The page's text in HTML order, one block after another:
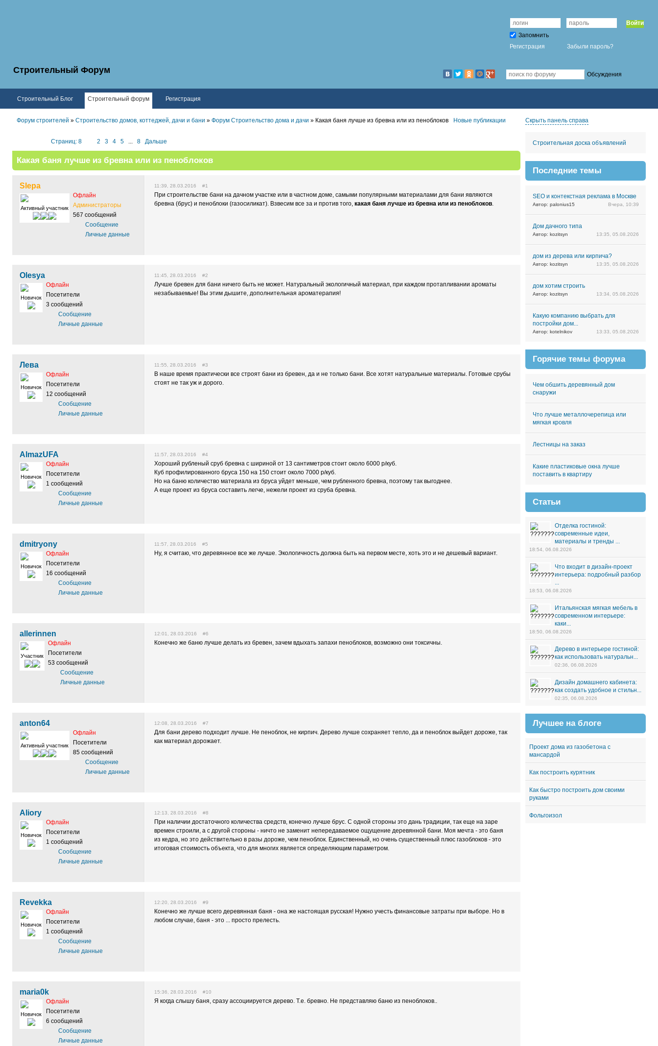
Строительный Форум
Строительный Блог Строительный форум Регистрация
Войти
Запомнить
Регистрация
Забыли пароль?
Обсуждения
Форум строителей » Строительство домов, коттеджей, дачи и бани » Форум Строительство дома и дачи » Какая баня лучше из бревна или из пеноблоков Новые публикации Скрыть панель справа
Страниц: 8 2 3 4 5 ... 8 Дальше
Какая баня лучше из бревна или из пеноблоков
Slepa
Активный участник
Офлайн
Администраторы
567 сообщений
Сообщение
Личные данные
11:39, 28.03.2016 #1
При строительстве бани на дачном участке или в частном доме, самыми популярными материалами для бани являются
бревна (брус) и пеноблоки (газосиликат). Взвесим все за и против того, какая баня лучше из бревна или из пеноблоков.
Olesya
Новичок
Офлайн
Посетители
3 сообщений
Сообщение
Личные данные
11:45, 28.03.2016 #2
Лучше бревен для бани ничего быть не может. Натуральный экологичный материал, при каждом протапливании ароматы
незабываемые! Вы этим дышите, дополнительная ароматерапия!
Лева
Новичок
Офлайн
Посетители
12 сообщений
Сообщение
Личные данные
11:55, 28.03.2016 #3
В наше время практически все строят бани из бревен, да и не только бани. Все хотят натуральные материалы. Готовые срубы
стоят не так уж и дорого.
AlmazUFA
Новичок
Офлайн
Посетители
1 сообщений
Сообщение
Личные данные
11:57, 28.03.2016 #4
Хороший рубленый сруб бревна с шириной от 13 сантиметров стоит около 6000 р/куб.
Куб профилированного бруса 150 на 150 стоит около 7000 р/куб.
Но на баню количество материала из бруса уйдет меньше, чем рубленного бревна, поэтому так выгоднее.
А еще проект из бруса составить легче, нежели проект из сруба бревна.
dmitryony
Новичок
Офлайн
Посетители
16 сообщений
Сообщение
Личные данные
11:57, 28.03.2016 #5
Ну, я считаю, что деревянное все же лучше. Экологичность должна быть на первом месте, хоть это и не дешевый вариант.
allerinnen
Участник
Офлайн
Посетители
53 сообщений
Сообщение
Личные данные
12:01, 28.03.2016 #6
Конечно же баню лучше делать из бревен, зачем вдыхать запахи пеноблоков, возможно они токсичны.
anton64
Активный участник
Офлайн
Посетители
85 сообщений
Сообщение
Личные данные
12:08, 28.03.2016 #7
Для бани дерево подходит лучше. Не пеноблок, не кирпич. Дерево лучше сохраняет тепло, да и пеноблок выйдет дороже, так
как материал дорожает.
Aliory
Новичок
Офлайн
Посетители
1 сообщений
Сообщение
Личные данные
12:13, 28.03.2016 #8
При наличии достаточного количества средств, конечно лучше брус. С одной стороны это дань традиции, так еще на заре
времен строили, а с другой стороны - ничто не заменит непередаваемое ощущение деревянной бани. Моя мечта - это баня
из кедра, но это действительно в разы дороже, чем пеноблок. Единственный, но очень существенный плюс газоблоков - это
итоговая стоимость объекта, что для многих является определяющим параметром.
Revekka
Новичок
Офлайн
Посетители
1 сообщений
Сообщение
Личные данные
12:20, 28.03.2016 #9
Конечно же лучше всего деревянная баня - она же настоящая русская! Нужно учесть финансовые затраты при выборе. Но в
любом случае, баня - это ... просто прелесть.
maria0k
Новичок
Офлайн
Посетители
6 сообщений
Сообщение
Личные данные
15:36, 28.03.2016 #10
Я когда слышу баня, сразу ассоциируется дерево. Т.е. бревно. Не представляю баню из пеноблоков..
Строительная доска объявлений
Последние темы
SEO и контекстная реклама в Москве
Автор: palonius15 Вчера, 10:39
Дом дачного типа
Автор: kozitsyn 13:35, 05.08.2026
дом из дерева или кирпича?
Автор: kozitsyn 13:35, 05.08.2026
дом хотим строить
Автор: kozitsyn 13:34, 05.08.2026
Какую компанию выбрать для
постройки дом...
Автор: kotelnikov 13:33, 05.08.2026
Горячие темы форума
Чем обшить деревянный дом
снаружи
Что лучше металлочерепица или
мягкая кровля
Лестницы на заказ
Какие пластиковые окна лучше
поставить в квартиру
Статьи
Отделка гостиной:
современные идеи,
материалы и тренды ...
18:54, 06.08.2026
Что входит в дизайн-проект
интерьера: подробный разбор
...
18:53, 06.08.2026
Итальянская мягкая мебель в
современном интерьере:
каки...
18:50, 06.08.2026
Дерево в интерьере гостиной:
как использовать натуральн...
02:36, 06.08.2026
Дизайн домашнего кабинета:
как создать удобное и стильн...
02:35, 06.08.2026
Лучшее на блоге
Проект дома из газобетона с
мансардой
Как построить курятник
Как быстро построить дом своими
руками
Фольгоизол